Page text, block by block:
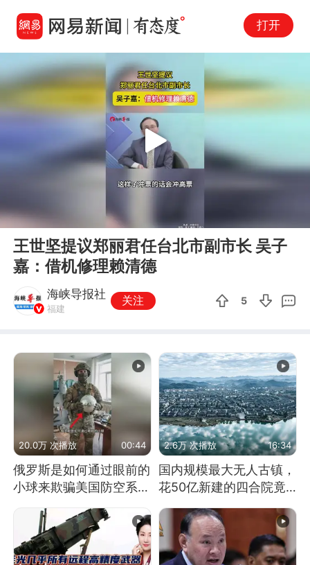
打开
00:00
Play
王世坚提议郑丽君任台北市副市长 吴子
嘉：借机修理赖清德
海峡导报社
福建
关注 5
20.0万 次播放 00:44
俄罗斯是如何通过眼前的
小球来欺骗美国防空系统
2.6万 次播放 16:34
国内规模最大无人古镇，
花50亿新建的四合院竟
没人住，发生了啥